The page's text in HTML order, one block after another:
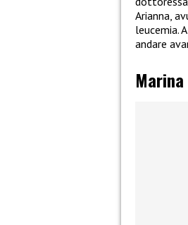
Arianna,
leucemia. A
andare